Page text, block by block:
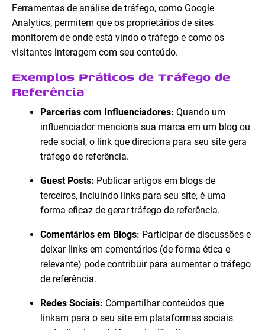
Ferramentas de análise de tráfego, como Google
Analytics, permitem que os proprietários de sites
monitorem de onde está vindo o tráfego e como os
visitantes interagem com seu conteúdo.
Exemplos Práticos de Tráfego de
Referência
Parcerias com Influenciadores: Quando um
influenciador menciona sua marca em um blog ou
rede social, o link que direciona para seu site gera
tráfego de referência.
Guest Posts: Publicar artigos em blogs de
terceiros, incluindo links para seu site, é uma
forma eficaz de gerar tráfego de referência.
Comentários em Blogs: Participar de discussões e
deixar links em comentários (de forma ética e
relevante) pode contribuir para aumentar o tráfego
de referência.
Redes Sociais: Compartilhar conteúdos que
linkam para o seu site em plataformas sociais